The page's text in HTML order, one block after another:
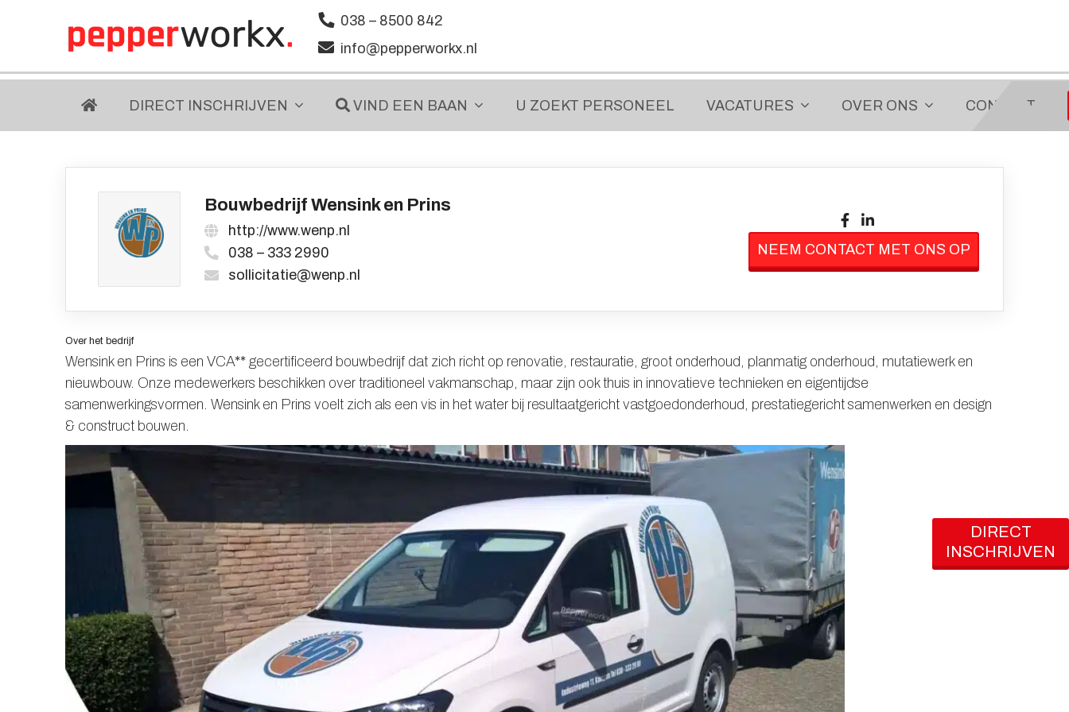
038 – 8500 842
info@pepperworkx.nl
DIRECT INSCHRIJVEN VIND EEN BAAN U ZOEKT PERSONEEL VACATURES OVER ONS CONTACT
Bouwbedrijf Wensink en Prins
http://www.wenp.nl
038 – 333 2990
sollicitatie@wenp.nl
NEEM CONTACT MET ONS OP
Over het bedrijf
Wensink en Prins is een VCA** gecertificeerd bouwbedrijf dat zich richt op renovatie, restauratie, groot onderhoud, planmatig onderhoud, mutatiewerk en
nieuwbouw. Onze medewerkers beschikken over traditioneel vakmanschap, maar zijn ook thuis in innovatieve technieken en eigentijdse
samenwerkingsvormen. Wensink en Prins voelt zich als een vis in het water bij resultaatgericht vastgoedonderhoud, prestatiegericht samenwerken en design
& construct bouwen.
DIRECT
INSCHRIJVEN